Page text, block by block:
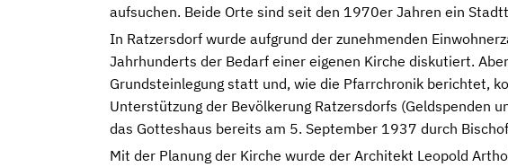
aufsuchen. Beide Orte sind seit den 1970er Jahren ein
In Ratzersdorf wurde aufgrund der zunehmenden
Jahrhunderts der Bedarf einer eigenen Kirche diskutiert.
Grundsteinlegung statt und, wie die Pfarrchronik berichtet,
Unterstützung der Bevölkerung Ratzersdorfs (Geldspenden
das Gotteshaus bereits am 5. September 1937 durch
Mit der Planung der Kirche wurde der Architekt Leopold